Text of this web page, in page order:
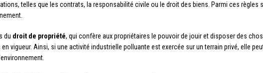
telles que les contrats, la responsabilité civile ou le droit des biens. Parmi ces
du droit de propriété, qui confère aux propriétaires le pouvoir de jouir et disposer des
vigueur. Ainsi, si une activité industrielle polluante est exercée sur un terrain privé, elle